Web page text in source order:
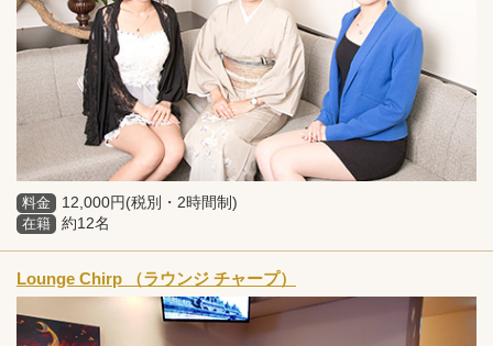
料金 12,000円(税別・2時間制)
在籍 約12名
Lounge Chirp （ラウンジ チャープ）